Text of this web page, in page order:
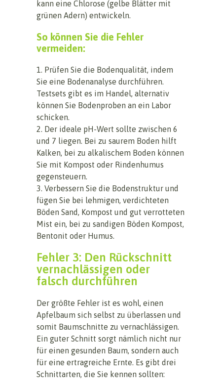
kann eine Chlorose (gelbe Blätter mit
grünen Adern) entwickeln.
So können Sie die Fehler
vermeiden:
1. Prüfen Sie die Bodenqualität, indem
Sie eine Bodenanalyse durchführen.
Testsets gibt es im Handel, alternativ
können Sie Bodenproben an ein Labor
schicken.
2. Der ideale pH-Wert sollte zwischen 6
und 7 liegen. Bei zu saurem Boden hilft
Kalken, bei zu alkalischem Boden können
Sie mit Kompost oder Rindenhumus
gegensteuern.
3. Verbessern Sie die Bodenstruktur und
fügen Sie bei lehmigen, verdichteten
Böden Sand, Kompost und gut verrotteten
Mist ein, bei zu sandigen Böden Kompost,
Bentonit oder Humus.
Fehler 3: Den Rückschnitt
vernachlässigen oder
falsch durchführen
Der größte Fehler ist es wohl, einen
Apfelbaum sich selbst zu überlassen und
somit Baumschnitte zu vernachlässigen.
Ein guter Schnitt sorgt nämlich nicht nur
für einen gesunden Baum, sondern auch
für eine ertragreiche Ernte. Es gibt drei
Schnittarten, die Sie kennen sollten: